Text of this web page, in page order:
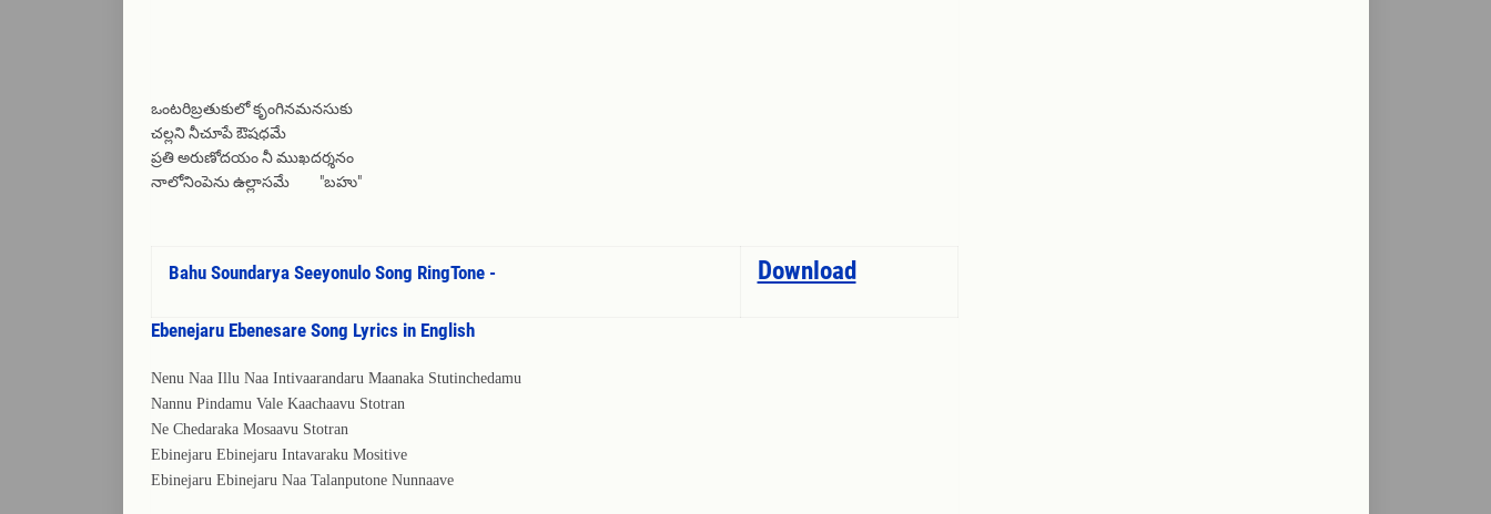
ఒంటరిబ్రతుకులో కృంగినమనసుకు
చల్లని నీచూపే ఔషధమే
ప్రతి అరుణోదయం నీ ముఖదర్శనం
నాలోనింపెను ఉల్లాసమే "బహు"
Bahu Soundarya Seeyonulo Song RingTone - Download
Ebenejaru Ebenesare Song Lyrics in English
Nenu Naa Illu Naa Intivaarandaru Maanaka Stutinchedamu
Nannu Pindamu Vale Kaachaavu Stotran
Ne Chedaraka Mosaavu Stotran
Ebinejaru Ebinejaru Intavaraku Mositive
Ebinejaru Ebinejaru Naa Talanputone Nunnaave